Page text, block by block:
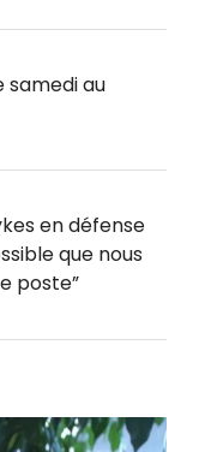
samedi au
en défense
que nous
poste”